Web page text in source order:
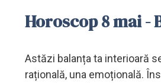
Horoscop 8 mai -
Astăzi balanța ta interioară
rațională, una emoțională.